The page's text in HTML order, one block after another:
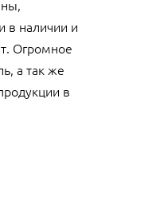
в наличии и
Огромное
а так же
в